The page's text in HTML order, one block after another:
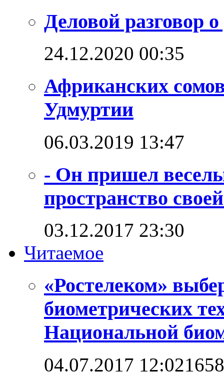
Деловой разговор
24.12.2020 00:35
Африканских
Удмуртии
06.03.2019 13:47
- Он пришел
пространство
03.12.2017 23:30
Читаемое
«Ростелеком»
биометрических
Национальной
04.07.2017 12:02